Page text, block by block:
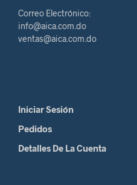
Correo Electrónico:
info@aica.com.do
ventas@aica.com.do
Iniciar Sesión
Pedidos
Detalles De La Cuenta